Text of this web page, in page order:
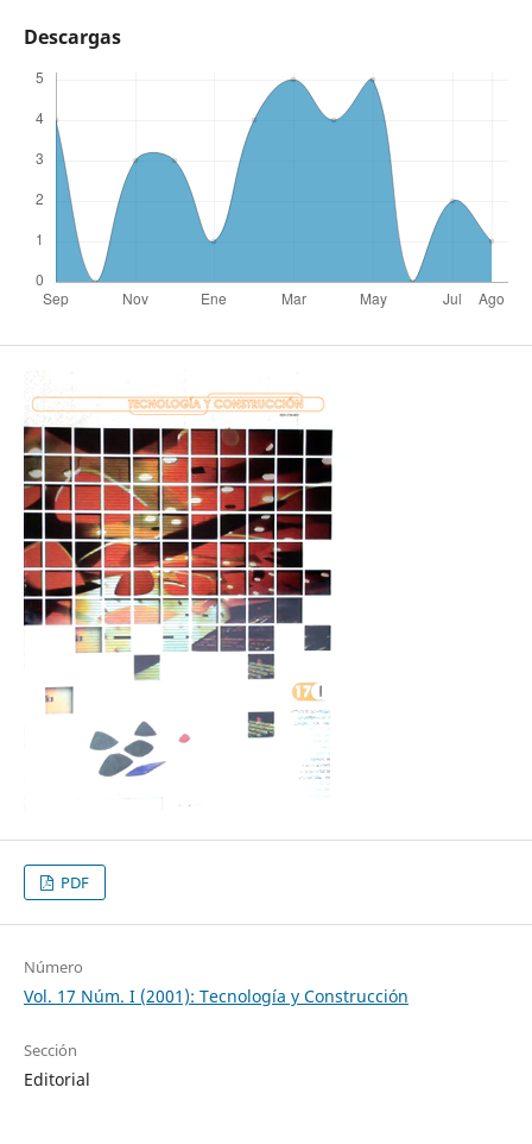
Descargas
PDF
Número
Vol. 17 Núm. I (2001): Tecnología y Construcción
Sección
Editorial